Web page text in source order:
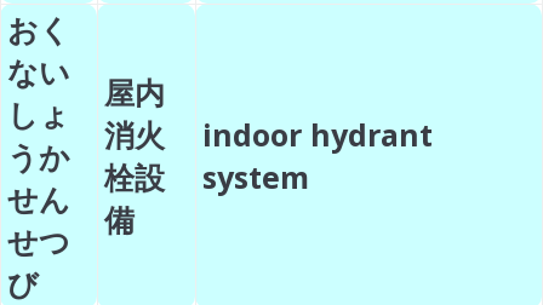
おく
ない
しょ
うか
せん
せつ
び
屋内
消火
栓設
備
indoor hydrant
system